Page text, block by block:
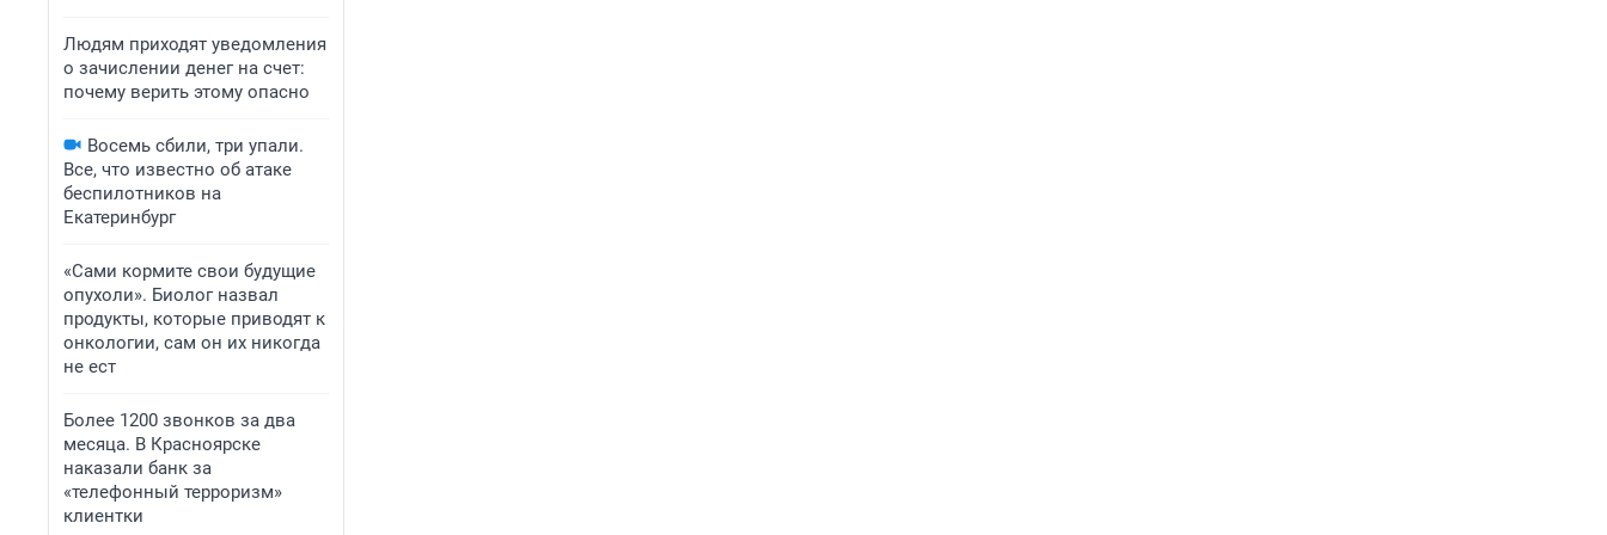
Людям приходят уведомления
о зачислении денег на счет:
почему верить этому опасно
Восемь сбили, три упали.
Все, что известно об атаке
беспилотников на
Екатеринбург
«Сами кормите свои будущие
опухоли». Биолог назвал
продукты, которые приводят к
онкологии, сам он их никогда
не ест
Более 1200 звонков за два
месяца. В Красноярске
наказали банк за
«телефонный терроризм»
клиентки